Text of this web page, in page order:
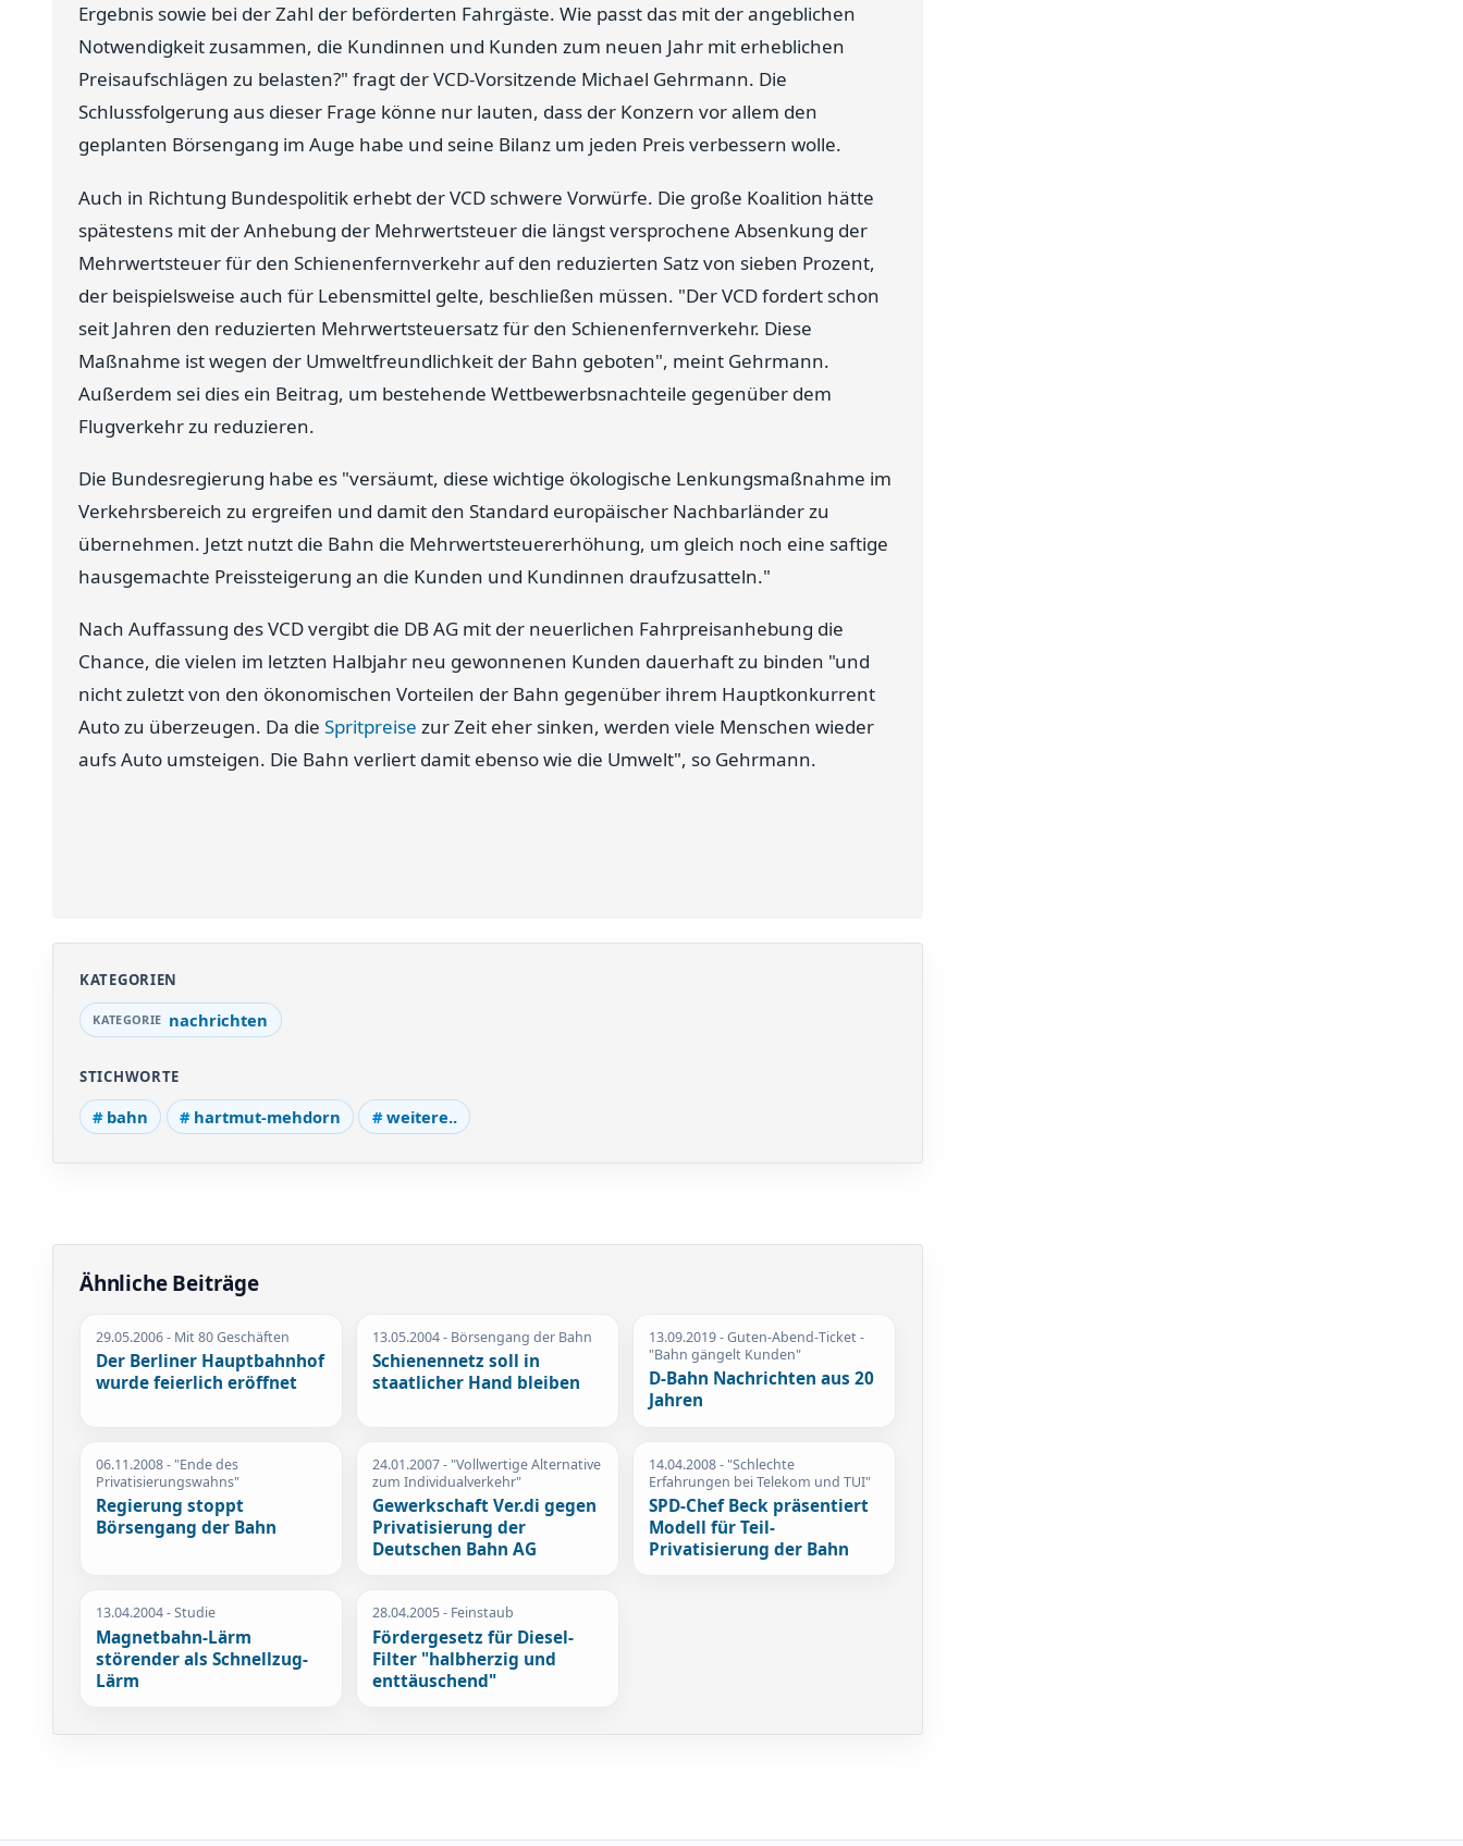
Ergebnis sowie bei der Zahl der beförderten Fahrgäste. Wie passt das mit der angeblichen
Notwendigkeit zusammen, die Kundinnen und Kunden zum neuen Jahr mit erheblichen
Preisaufschlägen zu belasten?" fragt der VCD-Vorsitzende Michael Gehrmann. Die
Schlussfolgerung aus dieser Frage könne nur lauten, dass der Konzern vor allem den
geplanten Börsengang im Auge habe und seine Bilanz um jeden Preis verbessern wolle.
Auch in Richtung Bundespolitik erhebt der VCD schwere Vorwürfe. Die große Koalition hätte
spätestens mit der Anhebung der Mehrwertsteuer die längst versprochene Absenkung der
Mehrwertsteuer für den Schienenfernverkehr auf den reduzierten Satz von sieben Prozent,
der beispielsweise auch für Lebensmittel gelte, beschließen müssen. "Der VCD fordert schon
seit Jahren den reduzierten Mehrwertsteuersatz für den Schienenfernverkehr. Diese
Maßnahme ist wegen der Umweltfreundlichkeit der Bahn geboten", meint Gehrmann.
Außerdem sei dies ein Beitrag, um bestehende Wettbewerbsnachteile gegenüber dem
Flugverkehr zu reduzieren.
Die Bundesregierung habe es "versäumt, diese wichtige ökologische Lenkungsmaßnahme im
Verkehrsbereich zu ergreifen und damit den Standard europäischer Nachbarländer zu
übernehmen. Jetzt nutzt die Bahn die Mehrwertsteuererhöhung, um gleich noch eine saftige
hausgemachte Preissteigerung an die Kunden und Kundinnen draufzusatteln."
Nach Auffassung des VCD vergibt die DB AG mit der neuerlichen Fahrpreisanhebung die
Chance, die vielen im letzten Halbjahr neu gewonnenen Kunden dauerhaft zu binden "und
nicht zuletzt von den ökonomischen Vorteilen der Bahn gegenüber ihrem Hauptkonkurrent
Auto zu überzeugen. Da die Spritpreise zur Zeit eher sinken, werden viele Menschen wieder
aufs Auto umsteigen. Die Bahn verliert damit ebenso wie die Umwelt", so Gehrmann.
KATEGORIEN
nachrichten
STICHWORTE
bahn hartmut-mehdorn weitere..
Ähnliche Beiträge
29.05.2006- Mit 80 Geschäften
Der Berliner Hauptbahnhof
wurde feierlich eröffnet
13.05.2004- Börsengang der Bahn
Schienennetz soll in
staatlicher Hand bleiben
13.09.2019- Guten-Abend-Ticket -
"Bahn gängelt Kunden"
D-Bahn Nachrichten aus 20
Jahren
06.11.2008- "Ende des
Privatisierungswahns"
Regierung stoppt
Börsengang der Bahn
24.01.2007- "Vollwertige Alternative
zum Individualverkehr"
Gewerkschaft Ver.di gegen
Privatisierung der
Deutschen Bahn AG
14.04.2008- "Schlechte
Erfahrungen bei Telekom und TUI"
SPD-Chef Beck präsentiert
Modell für Teil-
Privatisierung der Bahn
13.04.2004- Studie
Magnetbahn-Lärm
störender als Schnellzug-
Lärm
28.04.2005- Feinstaub
Fördergesetz für Diesel-
Filter "halbherzig und
enttäuschend"